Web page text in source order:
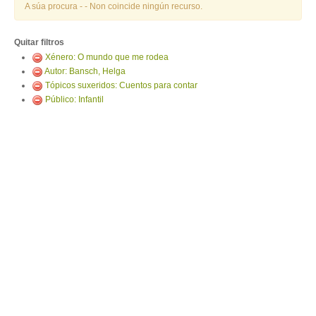
A súa procura - - Non coincide ningún recurso.
Quitar filtros
Xénero: O mundo que me rodea
Autor: Bansch, Helga
Tópicos suxeridos: Cuentos para contar
Público: Infantil